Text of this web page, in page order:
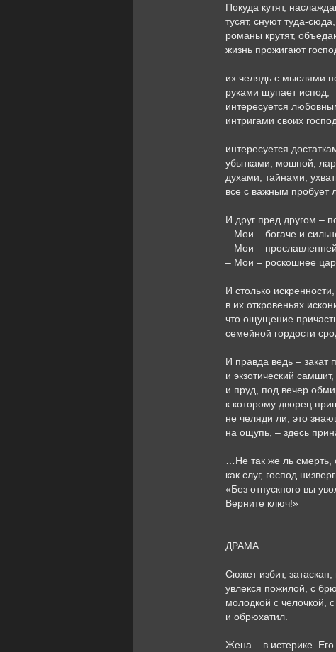
Покуда кутят,
тусят, снуют туда-сюда,
романы крутят,
жизнь прожигают
их челядь с мыслями
руками щупает испод,
интересуется
интригами своих
интересуется
убытками, мошной,
духами, тайнами,
все с важным пробует
И друг пред другом –
– Мои – богаче и
– Мои –
– Мои – роскошнее
И столько искренности,
в их откровеньях
что ощущение
семейной гордости
И правда ведь –
и экзотический самшит,
и пруд, под вечер
к которому дворец
не челяди ли, это
на ощупь, – здесь
…Не так же ль смерть,
как слуг, господ
«Без отпускного вы
Верните ключ!»
ДРАМА
Сюжет избит,
увлекся пожилой, с
молодкой с челочкой,
и обрюхатил.
Жена – в истерике. Его